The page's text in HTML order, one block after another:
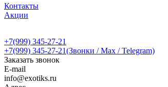
Контакты
Акции
+7(999) 345-27-21
+7(999) 345-27-21(Звонки / Max / Telegram)
Заказать звонок
E-mail
info@exotiks.ru